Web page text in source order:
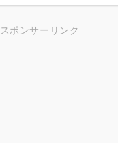
スポンサーリンク